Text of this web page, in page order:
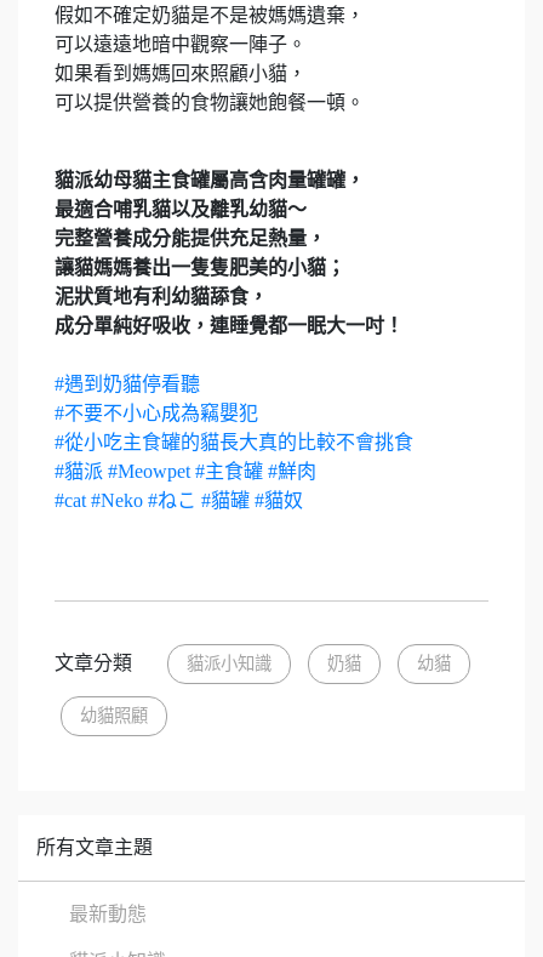
假如不確定奶貓是不是被媽媽遺棄，
可以遠遠地暗中觀察一陣子。
如果看到媽媽回來照顧小貓，
可以提供營養的食物讓她飽餐一頓。
貓派幼母貓主食罐屬高含肉量罐罐，
最適合哺乳貓以及離乳幼貓～
完整營養成分能提供充足熱量，
讓貓媽媽養出一隻隻肥美的小貓；
泥狀質地有利幼貓舔食，
成分單純好吸收，連睡覺都一眠大一吋！
#遇到奶貓停看聽
#不要不小心成為竊嬰犯
#從小吃主食罐的貓長大真的比較不會挑食
#貓派 #Meowpet #主食罐 #鮮肉
#cat #Neko #ねこ #貓罐 #貓奴
文章分類 貓派小知識 奶貓 幼貓
幼貓照顧
所有文章主題
最新動態